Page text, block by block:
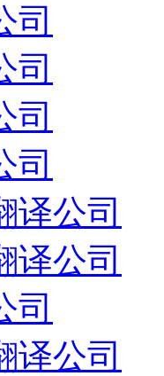
司
司
司
司
译公司
译公司
司
译公司